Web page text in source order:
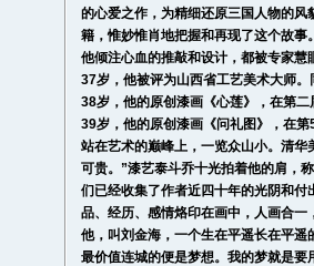
的心爱之作，为精细还原三国人物的
籍，惟妙惟肖地把握和再现了这个故
他倾注心血的推敲和设计，都被专家
37岁，他被评为山西省工艺美术大师
38岁，他的原创漆画《心莲》，在第
39岁，他的原创漆画《问礼图》，在
站在艺术的巅峰上，一览众山小。清
可贵。”漆艺泰斗乔十光拍着他的肩，
们已经收集了作者近四十年的光阴和
品、经历、感情烙印在画中，人画合一
他，叫刘金海，一个生在平遥长在平遥
最价值连城的便是梦想。我的梦就是